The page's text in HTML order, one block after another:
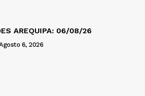
AREQUIPA: 06/08/26
6, 2026